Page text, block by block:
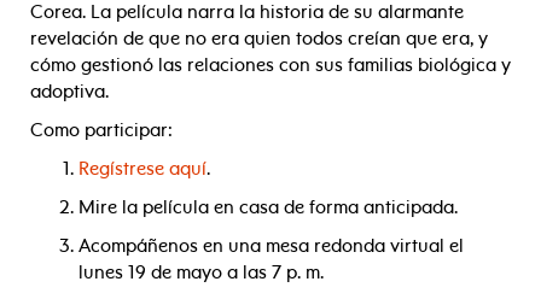
Corea. La película narra la historia de su alarmante
revelación de que no era quien todos creían que era, y
cómo gestionó las relaciones con sus familias biológica y
adoptiva.
Como participar:
Regístrese aquí.
Mire la película en casa de forma anticipada.
Acompáñenos en una mesa redonda virtual el
lunes 19 de mayo a las 7 p. m.